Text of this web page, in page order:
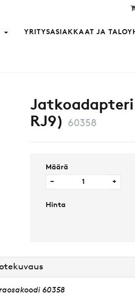
YRITYSASIAKKAAT JA
RJ9)
60358
Määrä
− +
Hinta
60358